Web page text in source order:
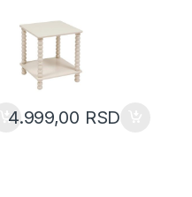
40x40x45
drvo bela
(213007A)
4.999,00 RSD